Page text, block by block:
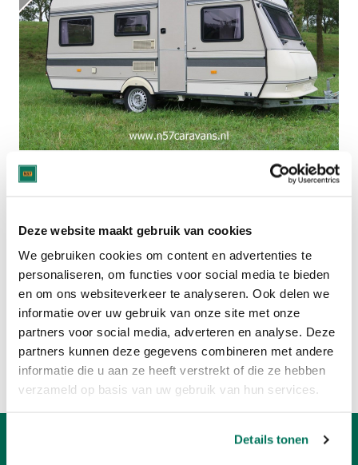
Deze website maakt gebruik van cookies
We gebruiken cookies om content en advertenties te
personaliseren, om functies voor social media te bieden
en om ons websiteverkeer te analyseren. Ook delen we
informatie over uw gebruik van onze site met onze
partners voor social media, adverteren en analyse. Deze
partners kunnen deze gegevens combineren met andere
informatie die u aan ze heeft verstrekt of die ze hebben
verzameld op basis van uw gebruik van hun services.
Details tonen
HOBBY CARAVANS
CARAVANS MET 4 SLAAPPLAATSEN
Of bekijk:
Volledig caravan aanbod
Verkoop uw caravan
Over N57 Caravans